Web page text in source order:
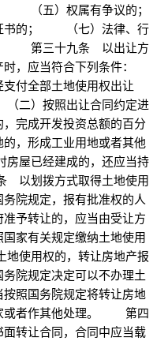
（五）权属有争议的；
书的； （七）法律、行
。 第三十九条 以出让方
，应当符合下列条件：
付全部土地使用权出让
二）按照出让合同约定进
完成开发投资总额的百分
，形成工业用地或者其他
屋已经建成的，还应当持
划拨方式取得土地使用
院规定，报有批准权的人
予转让的，应当由受让方
家有关规定缴纳土地使用
使用权的，转让房地产报
院规定决定可以不办理土
照国务院规定将转让房地
或者作其他处理。 第四
转让合同，合同中应当载